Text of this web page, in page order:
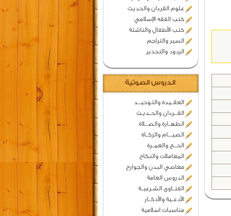
علوم القرءان والحديث
كتب الفقه الإسلامي
كتب الأطفال والناشئة
السير والتراجم
الردود والتحذير
الدروس الصوتية
العقــيدة والتـوحيـــد
القـــرءان والحــديـث
الطهــارة والصـــلاة
الصيــــام والزكــاة
الحـــج والعمــرة
المعاملات والنكاح
معاصي البدن والجوارح
الدروس العامة
الفتــاوى الشـرعيــة
الأدعــية والأذكــار
مناسبات اسلامية